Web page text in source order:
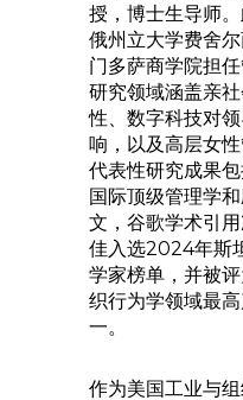
授，博士生导师
俄州立大学费舍
门多萨商学院担
研究领域涵盖亲
性、数字科技对
响，以及高层女
代表性研究成果
国际顶级管理学
文，谷歌学术引
佳入选2024年斯
学家榜单，并被
织行为学领域最
一。
作为美国工业与